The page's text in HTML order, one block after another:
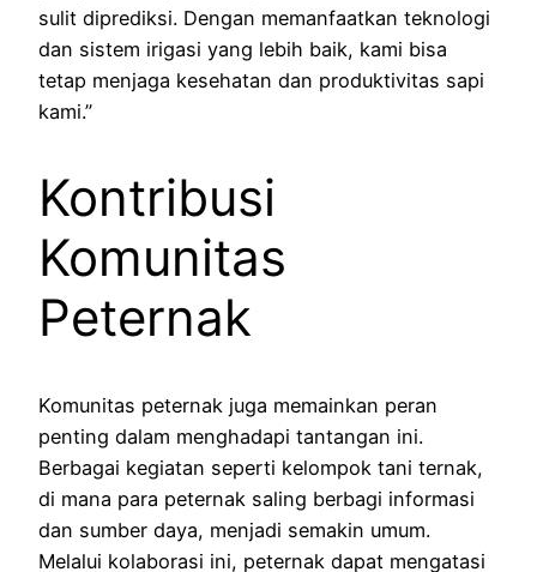
sulit diprediksi. Dengan memanfaatkan teknologi
dan sistem irigasi yang lebih baik, kami bisa
tetap menjaga kesehatan dan produktivitas sapi
kami.”
Kontribusi
Komunitas
Peternak
Komunitas peternak juga memainkan peran
penting dalam menghadapi tantangan ini.
Berbagai kegiatan seperti kelompok tani ternak,
di mana para peternak saling berbagi informasi
dan sumber daya, menjadi semakin umum.
Melalui kolaborasi ini, peternak dapat mengatasi